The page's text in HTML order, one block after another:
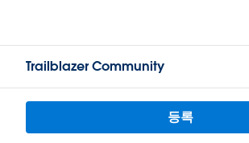
Trailblazer Community
등록